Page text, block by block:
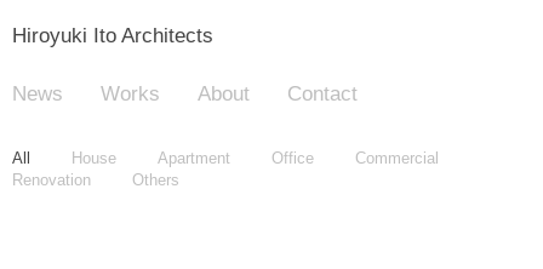
Hiroyuki Ito Architects
News Works About Contact
All House Apartment Office
Commercial
Renovation
Others